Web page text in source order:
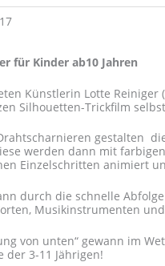
für Kinder ab10 Jahren
Künstlerin Lotte Reiniger
Silhouetten-Trickfilm
gestalten
werden dann mit
Einzelschritten animiert
durch die schnelle
Musikinstrumenten
von unten“ gewann im
der 3-11 Jährigen!